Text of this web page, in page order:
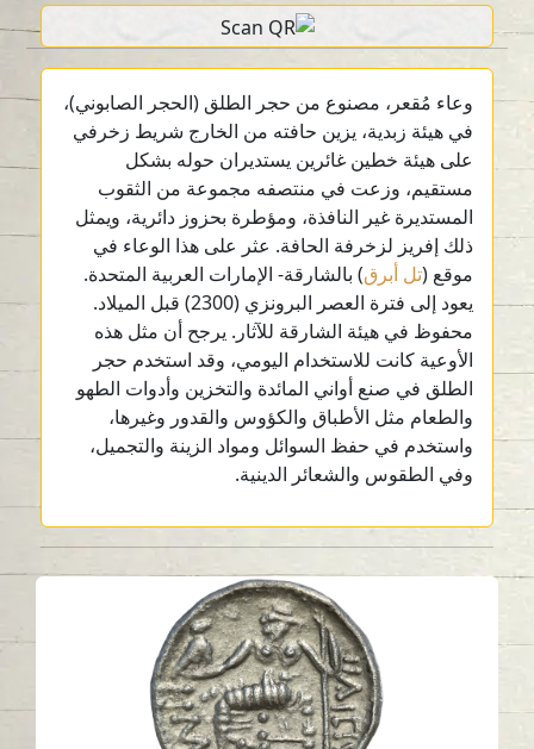
وعاء مُقعر، مصنوع من حجر الطلق (الحجر الصابوني)،
في هيئة زبدية، يزين حافته من الخارج شريط زخرفي
على هيئة خطين غائرين يستديران حوله بشكل
مستقيم، وزعت في منتصفه مجموعة من الثقوب
المستديرة غير النافذة، ومؤطرة بحزوز دائرية، ويمثل
ذلك إفريز لزخرفة الحافة. عثر على هذا الوعاء في
موقع (تل أبرق) بالشارقة- الإمارات العربية المتحدة.
يعود إلى فترة العصر البرونزي (2300) قبل الميلاد.
محفوظ في هيئة الشارقة للآثار. يرجح أن مثل هذه
الأوعية كانت للاستخدام اليومي، وقد استخدم حجر
الطلق في صنع أواني المائدة والتخزين وأدوات الطهو
والطعام مثل الأطباق والكؤوس والقدور وغيرها،
واستخدم في حفظ السوائل ومواد الزينة والتجميل،
وفي الطقوس والشعائر الدينية.